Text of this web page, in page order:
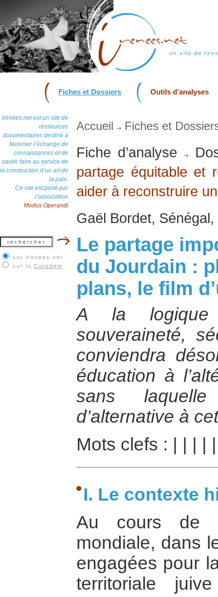
un site de
Fiches et Dossiers Outils d’analyses
Irénées.net est un site de
ressources
documentaires destiné à
favoriser l’échange de
connaissances et de
savoir faire au service de
la construction d’un art de
la paix.
Ce site est porté par
l’association
Modus Operandi
sur irenees.net
sur la Coredem
Accueil Fiches et
Fiche d’analyse
partage équitable et
aider à reconstruire
Gaël Bordet,
Le partage
du Jourdain :
plans, le film
A la logique
souveraineté,
conviendra
éducation à
sans
d’alternative à
Mots clefs :
I. Le contexte
Au cours de
mondiale, dans
engagées pour
territoriale